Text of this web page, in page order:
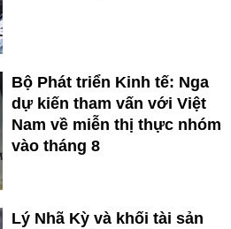
Bộ Phát triển Kinh tế: Nga
dự kiến tham vấn với Việt
Nam về miễn thị thực nhóm
vào tháng 8
Lý Nhã Kỳ và khối tài sản